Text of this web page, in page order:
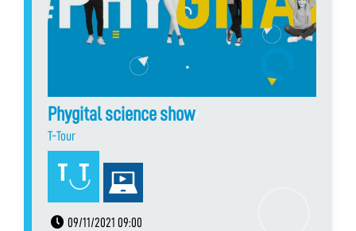
Phygital science show
T-Tour
09/11/2021 09:00